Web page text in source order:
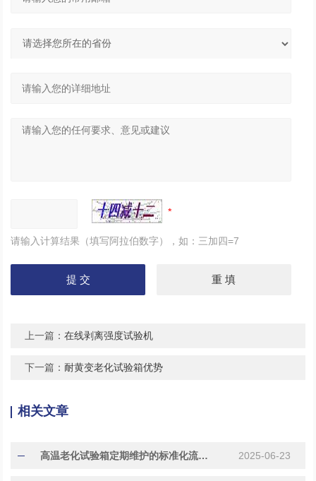
请输入计算结果（填写阿拉伯数字），如：三加四=7
上一篇：在线剥离强度试验机
下一篇：耐黄变老化试验箱优势
相关文章
高温老化试验箱定期维护的标准化流程解析 2025-06-23